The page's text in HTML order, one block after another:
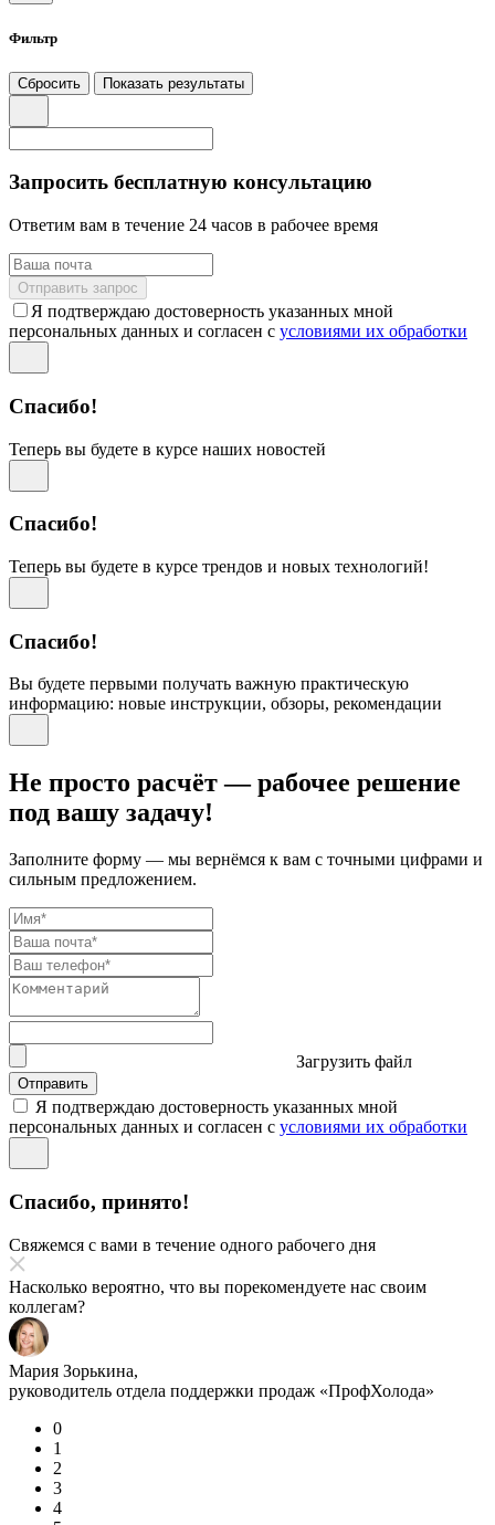
Фильтр
Сбросить Показать результаты
Запросить бесплатную консультацию
Ответим вам в течение 24 часов в рабочее время
Отправить запрос
Я подтверждаю достоверность указанных мной
персональных данных и согласен с условиями их обработки
Спасибо!
Теперь вы будете в курсе наших новостей
Спасибо!
Теперь вы будете в курсе трендов и новых технологий!
Спасибо!
Вы будете первыми получать важную практическую
информацию: новые инструкции, обзоры, рекомендации
Не просто расчёт — рабочее решение
под вашу задачу!
Заполните форму — мы вернёмся к вам с точными цифрами и
сильным предложением.
Загрузить файл
Отправить
Я подтверждаю достоверность указанных мной
персональных данных и согласен с условиями их обработки
Спасибо, принято!
Свяжемся с вами в течение одного рабочего дня
Насколько вероятно, что вы порекомендуете нас своим
коллегам?
Мария Зорькина,
руководитель отдела поддержки продаж «ПрофХолода»
0
1
2
3
4